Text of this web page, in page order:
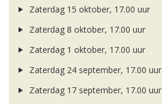
Zaterdag 15 oktober, 17.00 uur
Zaterdag 8 oktober, 17.00 uur
Zaterdag 1 oktober, 17.00 uur
Zaterdag 24 september, 17.00 uur
Zaterdag 17 september, 17.00 uur